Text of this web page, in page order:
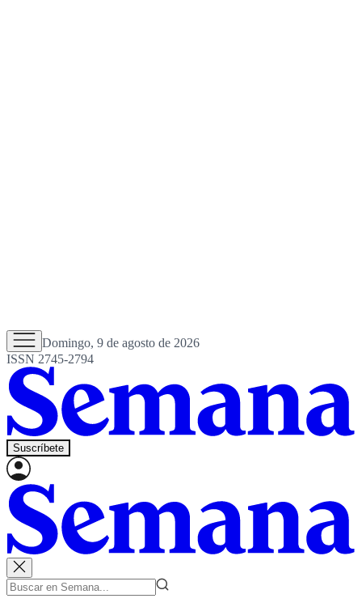
Domingo, 9 de agosto de 2026
ISSN 2745-2794
Suscríbete